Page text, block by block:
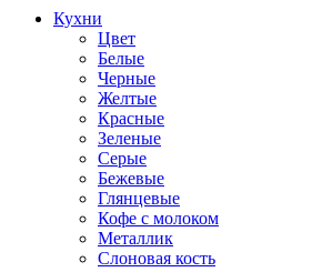
Кухни
Цвет
Белые
Черные
Желтые
Красные
Зеленые
Серые
Бежевые
Глянцевые
Кофе с молоком
Металлик
Слоновая кость